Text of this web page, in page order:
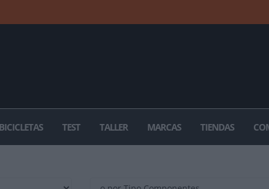
BICICLETAS TEST TALLER MARCAS TIENDAS